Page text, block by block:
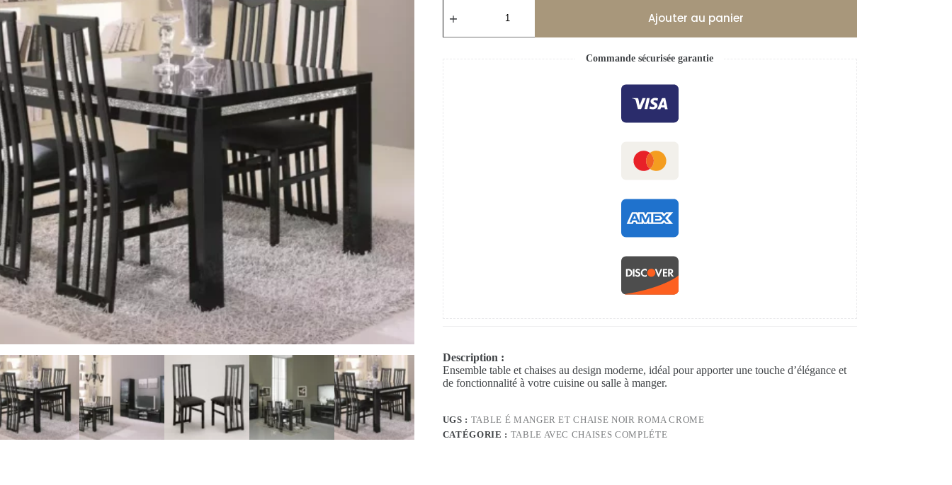
Ajouter au panier
Commande sécurisée garantie
Description :
Ensemble table et chaises au design moderne, idéal pour apporter une touche d’élégance et
de fonctionnalité à votre cuisine ou salle à manger.
UGS : TABLE É MANGER ET CHAISE NOIR ROMA CROME
CATÉGORIE : TABLE AVEC CHAISES COMPLÉTE